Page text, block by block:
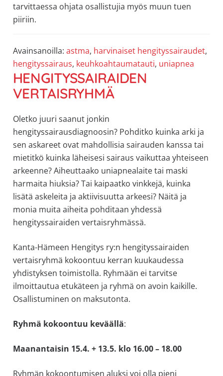
tarvittaessa ohjata osallistujia myös muun tuen
piiriin.
Avainsanoilla: astma, harvinaiset hengityssairaudet,
hengityssairaus, keuhkoahtaumatauti, uniapnea
HENGITYSSAIRAIDEN
VERTAISRYHMÄ
Oletko juuri saanut jonkin
hengityssairausdiagnoosin? Pohditko kuinka arki ja
sen askareet ovat mahdollisia sairauden kanssa tai
mietitkö kuinka läheisesi sairaus vaikuttaa yhteiseen
arkeenne? Aiheuttaako uniapnealaite tai maski
harmaita hiuksia? Tai kaipaatko vinkkejä, kuinka
lisätä askeleita ja aktiivisuutta arkeesi? Näitä ja
monia muita aiheita pohditaan yhdessä
hengityssairaiden vertaisryhmässä.
Kanta-Hämeen Hengitys ry:n hengityssairaiden
vertaisryhmä kokoontuu kerran kuukaudessa
yhdistyksen toimistolla. Ryhmään ei tarvitse
ilmoittautua etukäteen ja ryhmä on avoin kaikille.
Osallistuminen on maksutonta.
Ryhmä kokoontuu keväällä:
Maanantaisin 15.4. + 13.5. klo 16.00 – 18.00
Ryhmän kokoontumisen aluksi voi olla pieni